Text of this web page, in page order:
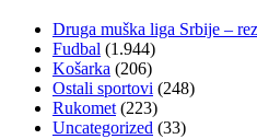
Druga muška liga Srbije –
Fudbal (1.944)
Košarka (206)
Ostali sportovi (248)
Rukomet (223)
Uncategorized (33)